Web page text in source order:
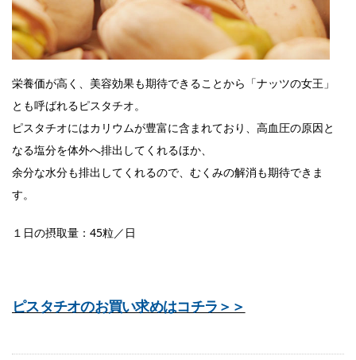
栄養価が高く、美容効果も期待できることから「ナッツの女王」
とも呼ばれるピスタチオ。
ピスタチオにはカリウムが豊富に含まれており、高血圧の原因と
なる塩分を体外へ排出してくれるほか、
余分な水分も排出してくれるので、むくみの解消も期待できま
す。
１日の摂取量：45粒／日
ピスタチオのお買い求めはコチラ＞＞